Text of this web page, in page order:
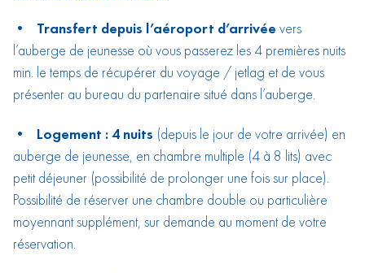
• Transfert depuis l’aéroport d’arrivée vers
l’auberge de jeunesse où vous passerez les 4 premières nuits
min. le temps de récupérer du voyage / jetlag et de vous
présenter au bureau du partenaire situé dans l’auberge.
• Logement : 4 nuits (depuis le jour de votre arrivée) en
auberge de jeunesse, en chambre multiple (4 à 8 lits) avec
petit déjeuner (possibilité de prolonger une fois sur place).
Possibilité de réserver une chambre double ou particulière
moyennant supplément, sur demande au moment de votre
réservation.